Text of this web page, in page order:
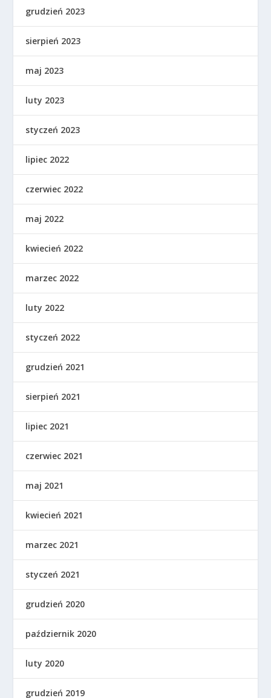
grudzień 2023
sierpień 2023
maj 2023
luty 2023
styczeń 2023
lipiec 2022
czerwiec 2022
maj 2022
kwiecień 2022
marzec 2022
luty 2022
styczeń 2022
grudzień 2021
sierpień 2021
lipiec 2021
czerwiec 2021
maj 2021
kwiecień 2021
marzec 2021
styczeń 2021
grudzień 2020
październik 2020
luty 2020
grudzień 2019